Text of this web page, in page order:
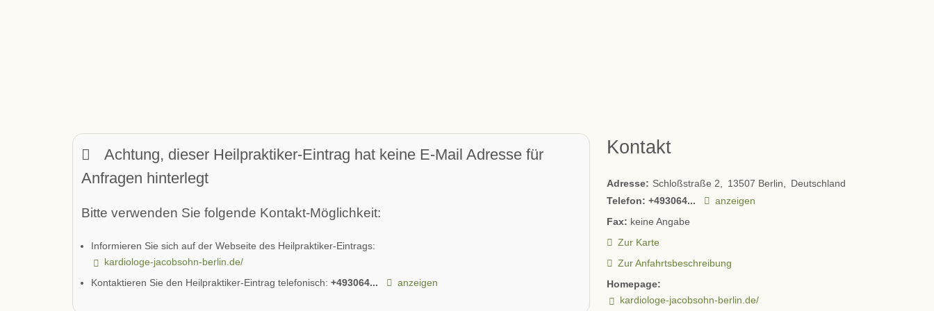
Achtung, dieser Heilpraktiker-Eintrag hat keine E-Mail Adresse für
Anfragen hinterlegt
Bitte verwenden Sie folgende Kontakt-Möglichkeit:
Informieren Sie sich auf der Webseite des Heilpraktiker-Eintrags:
kardiologe-jacobsohn-berlin.de/
Kontaktieren Sie den Heilpraktiker-Eintrag telefonisch: +493064... anzeigen
Kontakt
Adresse: Schloßstraße 2 13507 Berlin
Deutschland
Telefon: +493064...
anzeigen
Fax: keine Angabe
Zur Karte
Zur Anfahrtsbeschreibung
Homepage:
kardiologe-jacobsohn-berlin.de/